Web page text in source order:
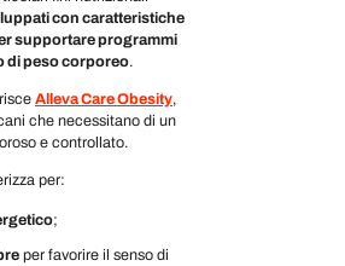
con caratteristiche
supportare programmi
di peso corporeo.
Alleva Care Obesity,
che necessitano di un
e controllato.
per:
;
per favorire il senso di